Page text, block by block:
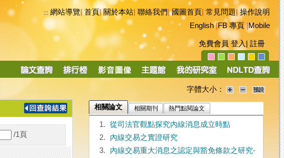
::: 網站導覽|首頁|關於本站 聯絡我們|國圖首頁 常見問題|操作說明
English|FB 專頁|Mobile
免費會員 登入 註冊
導
字體大小：
/1 頁
相關論文 相關期刊 熱門點閱論文
1.
從司法官觀點探究內線消息成立時點
2.
內線交易之實證研究
3.
內線交易重大消息之認定與豁免條款之研究-